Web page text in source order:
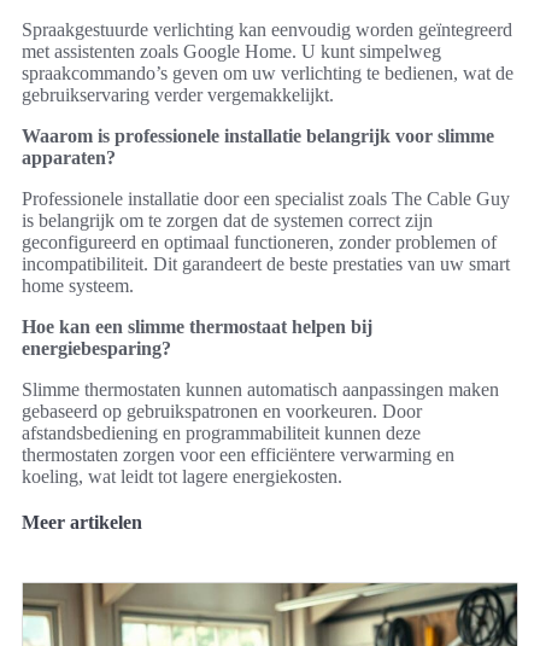
Spraakgestuurde verlichting kan eenvoudig worden geïntegreerd
met assistenten zoals Google Home. U kunt simpelweg
spraakcommando’s geven om uw verlichting te bedienen, wat de
gebruikservaring verder vergemakkelijkt.
Waarom is professionele installatie belangrijk voor slimme
apparaten?
Professionele installatie door een specialist zoals The Cable Guy
is belangrijk om te zorgen dat de systemen correct zijn
geconfigureerd en optimaal functioneren, zonder problemen of
incompatibiliteit. Dit garandeert de beste prestaties van uw smart
home systeem.
Hoe kan een slimme thermostaat helpen bij
energiebesparing?
Slimme thermostaten kunnen automatisch aanpassingen maken
gebaseerd op gebruikspatronen en voorkeuren. Door
afstandsbediening en programmabiliteit kunnen deze
thermostaten zorgen voor een efficiëntere verwarming en
koeling, wat leidt tot lagere energiekosten.
Meer artikelen